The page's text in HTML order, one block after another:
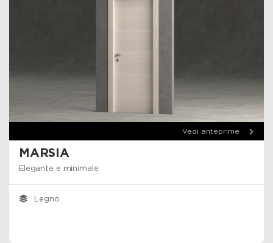
Vedi anteprime
MARSIA
Elegante e minimale
Legno